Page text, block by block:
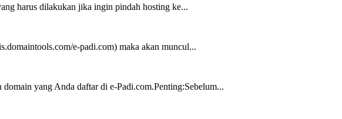
harus dilakukan jika ingin pindah hosting ke...
e-padi.com) maka akan muncul...
yang Anda daftar di e-Padi.com.Penting:Sebelum...